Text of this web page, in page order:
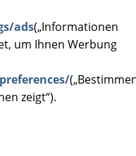
ads(„Informationen
um Ihnen Werbung
zeigt“).